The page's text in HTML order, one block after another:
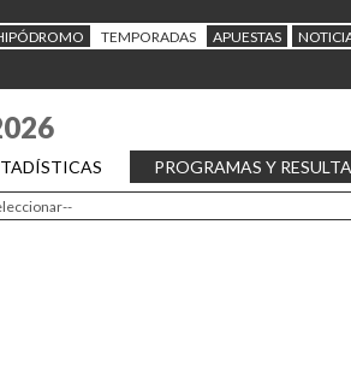
TEMPORADAS APUESTAS
PROGRAMAS Y